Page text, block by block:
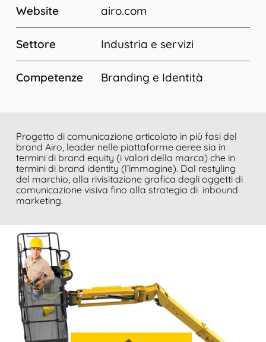
Website airo.com
Settore Industria e servizi
Competenze Branding e Identità
Progetto di comunicazione articolato in più fasi del
brand Airo, leader nelle piattaforme aeree sia in
termini di brand equity(i valori della marca) che in
termini di brand identity (l’immagine). Dal restyling
del marchio, alla rivisitazione grafica degli oggetti di
comunicazione visiva fino alla strategia di inbound
marketing.